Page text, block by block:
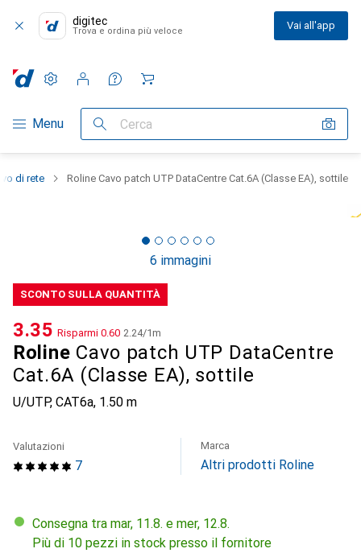
digitec
Trova e ordina più veloce Vai all'app
Categoria Navigazione
Menu Cerca
Impostazioni
Conto cliente
Liste di confronto
Liste dei desideri
Carrello
di rete Roline Cavo patch UTP DataCentre Cat.6A (Classe EA), sottile
6 immagini
SCONTO SULLA QUANTITÀ
Roline Cavo patch UTP DataCentre
Cat.6A (Classe EA), sottile
U/UTP, CAT6a, 1.50 m
CHF
3.35 Risparmi CHF
0.60 CHF
2.24/1m
7
Valutazioni Marca
Altri prodotti Roline
Consegna tra mar, 11.8. e mer, 12.8.
Più di 10 pezzi in stock presso il fornitore